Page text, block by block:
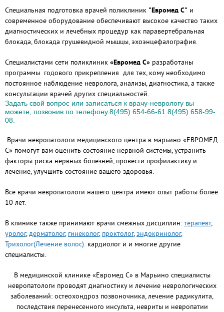
Специальная подготовка врачей поликлиник "Евромед С" и
современное оборудование обеспечивают высокое качество таких
диагностических и лечебных процедур как паравертебральная
блокада, блокада грушевидной мышцы, эхоэнцефалография.
Специалистами сети поликлиник «Евромед С» разработаны
программы годового прикрепления для тех, кому необходимо
постоянное наблюдение невролога, анализы, диагностика, а также
консультации врачей других специальностей.
Задать свой вопрос или записаться к врачу-неврологу вы
можете, позвонив по телефону.8(495) 654-66-61.8(495) 658-99-
08.
Врачи невропатологи медицинского центра в марьино «ЕВРОМЕД
С» помогут вам оценить состояние нервной системы, устранить
факторы риска нервных болезней, провести профилактику и
лечение, улучшить состояние вашего здоровья.
Все врачи невропатологи нашего центра имеют опыт работы более
10 лет.
В клинике также принимают врачи смежных дисциплин: терапевт,
уролог,дерматолог, гинеколог, проктолог,эндокринолог,
Трихолог(Лечение волос). кардиолог и и многие другие
специалисты.
В медицинской клинике «Евромед С» в Марьино специалисты
невропатологи проводят диагностику и лечение неврологических
заболеваний: остеохондроз позвоночника, лечение радикулита,
последствия перенесенного инсульта, невриты и невропатии